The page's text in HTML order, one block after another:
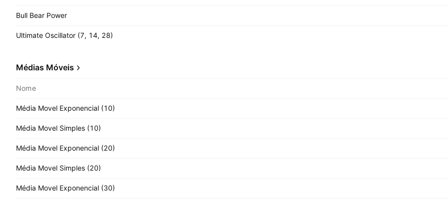
Bull Bear Power
Ultimate Oscillator (7, 14, 28)
Médias Móveis
Nome
Média Movel Exponencial (10)
Média Movel Simples (10)
Média Movel Exponencial (20)
Média Movel Simples (20)
Média Movel Exponencial (30)